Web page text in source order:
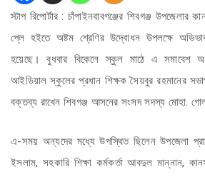
স্টাপ রিপোর্টার : চাঁপাইনবাবগঞ্জের শিবগঞ্জ
প্লে হইতে অষ্টম শ্রেণির উদ্বোধন উপলক্ষে
হয়েছে। বুধবার বিকেলে স্কুল মাঠে এ সমাবেশ
আইডিয়াল স্কুলের প্রধান শিক্ষক সৈয়বুর রহমানের
বক্তব্য রাখেন শিবগঞ্জ আসনের সংসদ সদস্য মোহা.
এ-সময় অন্যদের মধ্যে উপস্থিত ছিলেন উপজেলা
ইসলাম, সহকারি শিক্ষা কর্মকর্তা আবদুল মান্নান,